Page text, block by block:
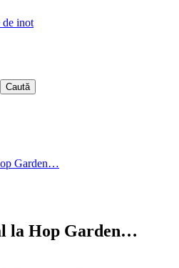
de inot
Garden…
la Hop Garden…